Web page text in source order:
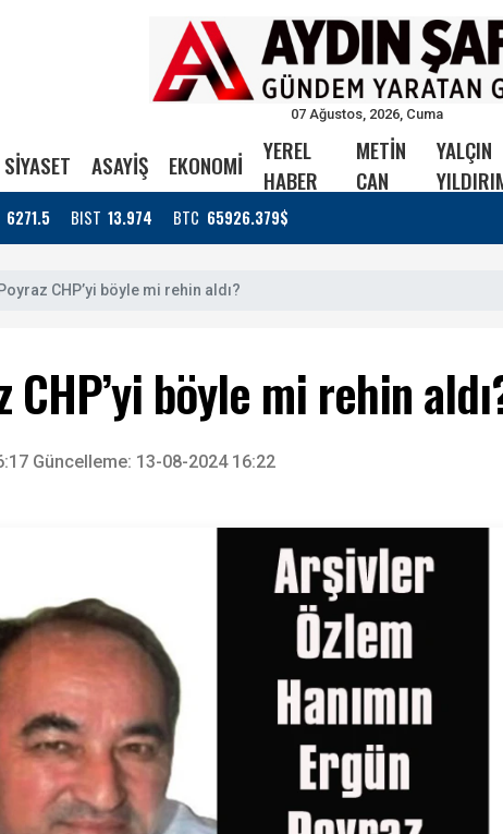
07 Ağustos, 2026, Cuma
SİYASET ASAYİŞ EKONOMİ
YEREL
HABER
METİN
CAN
YALÇIN
6271.5 BIST 13.974 BTC 65926.379$
CHP’yi böyle mi rehin aldı?
CHP’yi böyle mi rehin
Güncelleme: 13-08-2024 16:22